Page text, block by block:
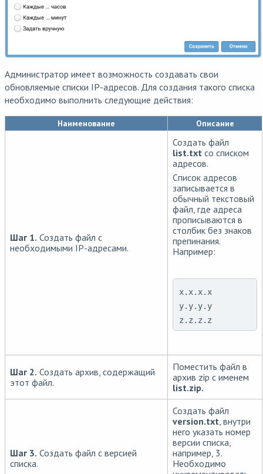
Администратор имеет возможность создавать свои
обновляемые списки IP-адресов. Для создания такого списка
необходимо выполнить следующие действия:
Наименование Описание
Шаг 1. Создать файл с
необходимыми IP-адресами.
Создать файл
list.txt со списком
адресов.
Список адресов
записывается в
обычный текстовый
файл, где адреса
прописываются в
столбик без знаков
препинания.
Например:
x.x.x.x
y.y.y.y
z.z.z.z
Шаг 2. Создать архив, содержащий
этот файл.
Поместить файл в
архив zip с именем
list.zip.
Шаг 3. Создать файл с версией
списка.
Создать файл
version.txt , внутри
него указать номер
версии списка,
например, 3.
Необходимо